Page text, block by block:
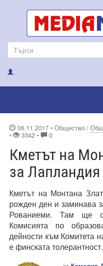
06.11.2017 • Общество /
•
3342 • 0
Кметът на
за Лапландия
Кметът на Монтана
рожден ден и заминава
Рованиеми. Там ще
Комисията по
дейности към Комитета
е финската толерантност.